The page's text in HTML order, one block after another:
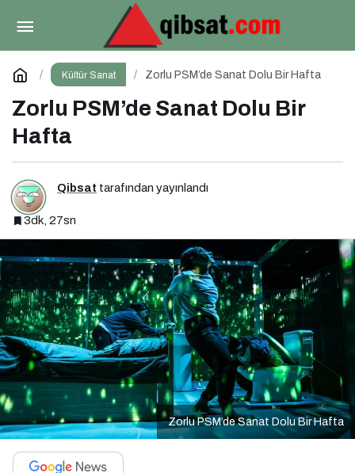
Kültür Sanat Zorlu PSM’de Sanat Dolu Bir Hafta
Zorlu PSM’de Sanat Dolu Bir
Hafta
Qibsat tarafından yayınlandı
3dk, 27sn
Zorlu PSM’de Sanat Dolu Bir Hafta
Ankara’da Bahar Müzikle Başladı
Yorum Yap